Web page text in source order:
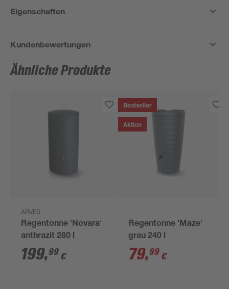
Eigenschaften
Kundenbewertungen
Ähnliche Produkte
ARVES
Regentonne 'Novara'
anthrazit 280 l
199,99 €
Bestseller
Aktion
Regentonne 'Maze'
grau 240 l
79,99 €